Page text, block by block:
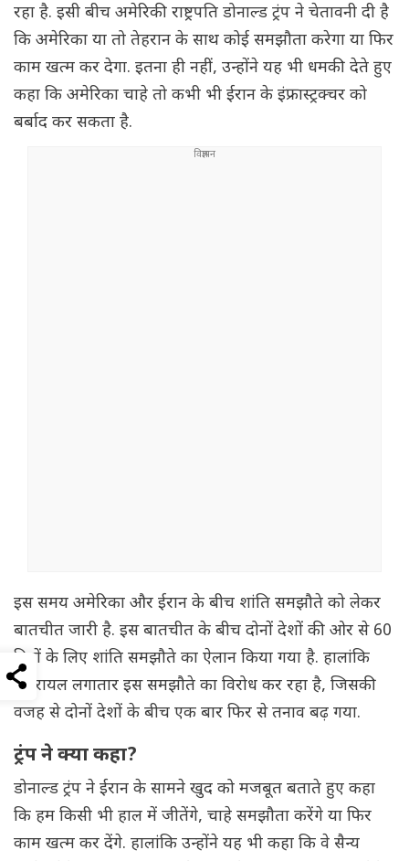
रहा है. इसी बीच अमेरिकी राष्ट्रपति डोनाल्ड ट्रंप ने चेतावनी दी है
कि अमेरिका या तो तेहरान के साथ कोई समझौता करेगा या फिर
काम खत्म कर देगा. इतना ही नहीं, उन्होंने यह भी धमकी देते हुए
कहा कि अमेरिका चाहे तो कभी भी ईरान के इंफ्रास्ट्रक्चर को
बर्बाद कर सकता है.
इस समय अमेरिका और ईरान के बीच शांति समझौते को लेकर
बातचीत जारी है. इस बातचीत के बीच दोनों देशों की ओर से 60
दिनों के लिए शांति समझौते का ऐलान किया गया है. हालांकि
इजरायल लगातार इस समझौते का विरोध कर रहा है, जिसकी
वजह से दोनों देशों के बीच एक बार फिर से तनाव बढ़ गया.
ट्रंप ने क्या कहा?
डोनाल्ड ट्रंप ने ईरान के सामने खुद को मजबूत बताते हुए कहा
कि हम किसी भी हाल में जीतेंगे, चाहे समझौता करेंगे या फिर
काम खत्म कर देंगे. हालांकि उन्होंने यह भी कहा कि वे सैन्य